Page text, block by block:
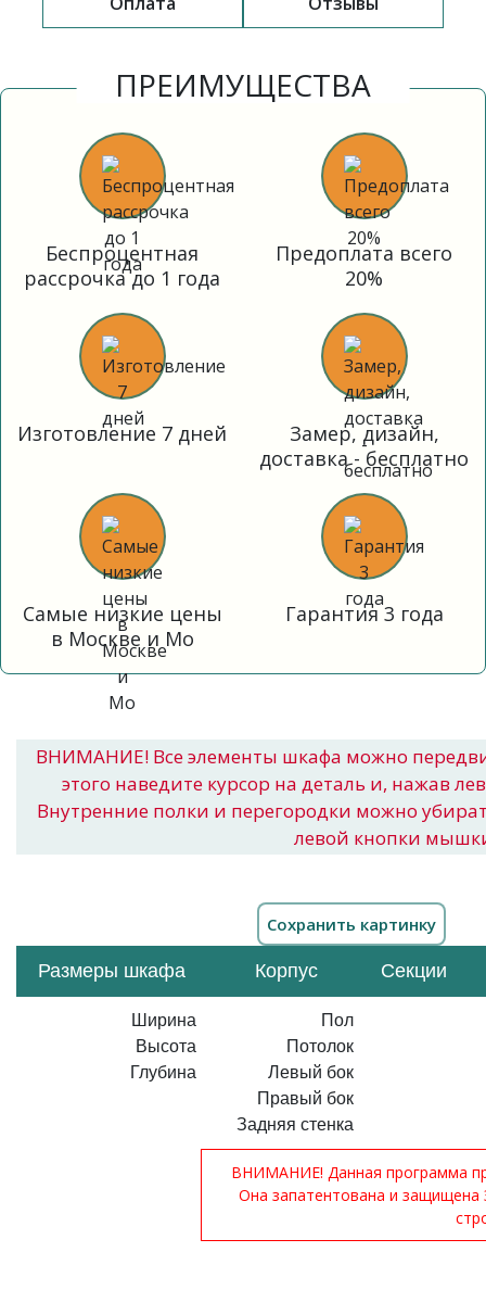
ПРЕИМУЩЕСТВА
Беспроцентная
рассрочка до 1 года
Предоплата всего
20%
Изготовление 7 дней
Замер, дизайн,
доставка - бесплатно
Самые низкие цены
в Москве и Мо
Гарантия 3 года
ВНИМАНИЕ! Все элементы шкафа можно
этого наведите курсор на деталь и, нажав
Внутренние полки и перегородки можно
левой кнопки
Размеры шкафа Корпус Секции
Ширина
Высота
Глубина
Пол
Потолок
Левый бок
Правый бок
Задняя стенка
ВНИМАНИЕ! Данная программа
Она запатентована и